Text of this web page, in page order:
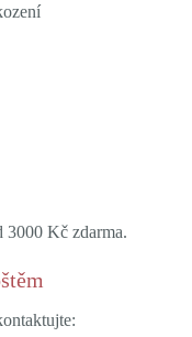
3000 Kč zdarma.